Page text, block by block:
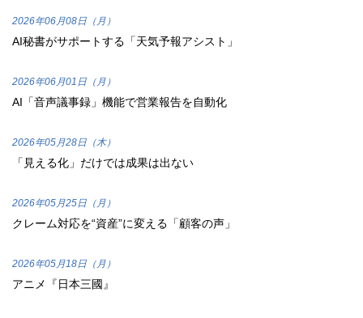
2026年06月08日（月）
AI秘書がサポートする「天気予報アシスト」
2026年06月01日（月）
AI「音声議事録」機能で営業報告を自動化
2026年05月28日（木）
「見える化」だけでは成果は出ない
2026年05月25日（月）
クレーム対応を“資産”に変える「顧客の声」
2026年05月18日（月）
アニメ『日本三國』